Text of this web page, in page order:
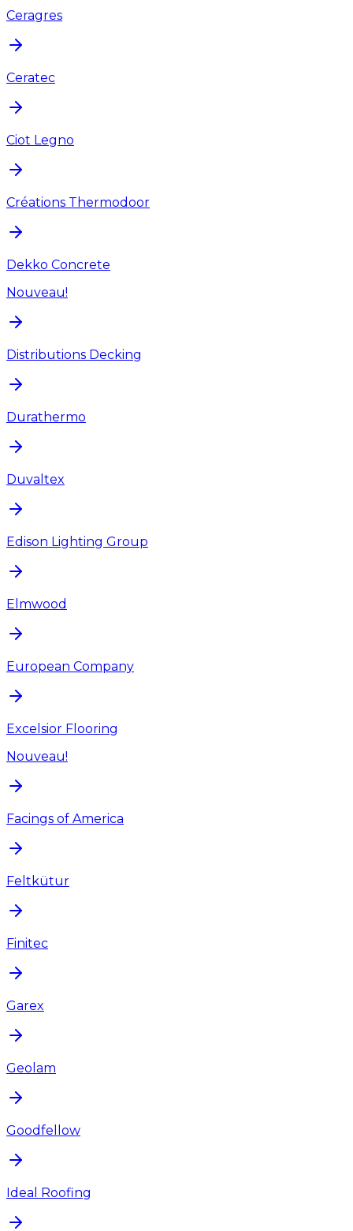
Ceragres
Ceratec
Ciot Legno
Créations Thermodoor
Dekko Concrete
Nouveau!
Distributions Decking
Durathermo
Duvaltex
Edison Lighting Group
Elmwood
European Company
Excelsior Flooring
Nouveau!
Facings of America
Feltkütur
Finitec
Garex
Geolam
Goodfellow
Ideal Roofing